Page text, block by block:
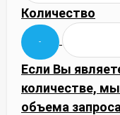
Количество
Если Вы
количестве,
объема